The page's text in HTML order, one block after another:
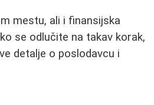
mestu, ali i finansijska
se odlučite na takav korak,
detalje o poslodavcu i